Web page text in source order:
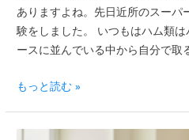
ありますよね。先日近所のスーパ
験をしました。 いつもはハム類
ースに並んでいる中から自分で取
もっと読む »